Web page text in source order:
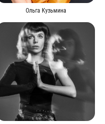
Ольга Кузьмина